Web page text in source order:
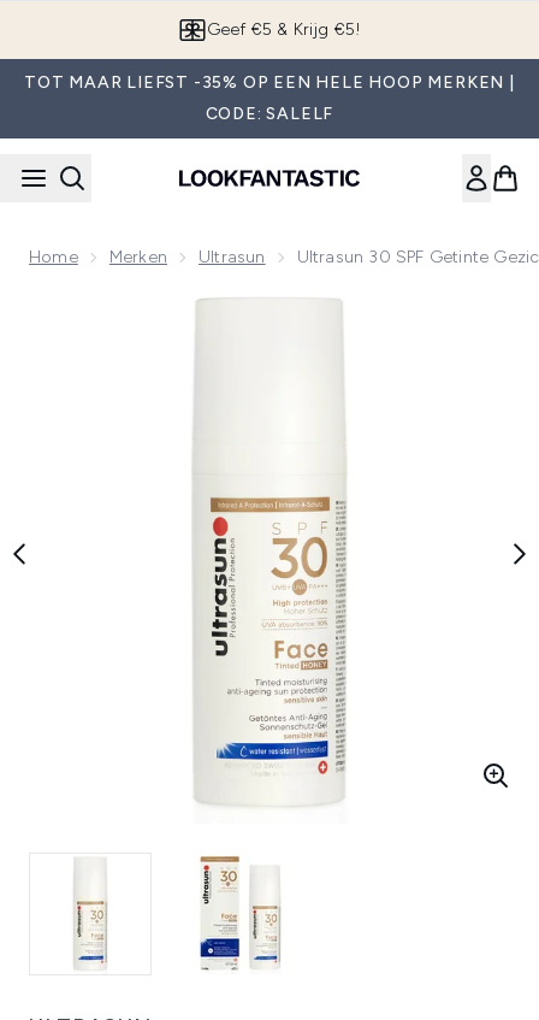
App downloaden
TOT MAAR LIEFST -35% OP EEN HELE HOOP MERKEN |
CODE: SALELF
Home Merken Ultrasun Ultrasun 30 SPF Getinte
Now showing image 1 Ultrasun 30 SPF Getinte